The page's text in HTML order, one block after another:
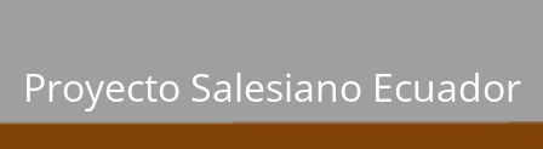
Proyecto Salesiano Ecuador